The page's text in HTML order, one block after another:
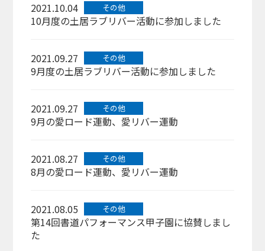
2021.10.04 その他
10月度の土居ラブリバー活動に参加しました
2021.09.27 その他
9月度の土居ラブリバー活動に参加しました
2021.09.27 その他
9月の愛ロード運動、愛リバー運動
2021.08.27 その他
8月の愛ロード運動、愛リバー運動
2021.08.05 その他
第14回書道パフォーマンス甲子園に協賛しまし
た